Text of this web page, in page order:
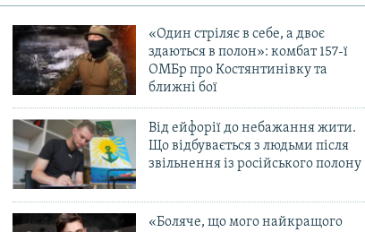
«Один стріляє в себе, а двоє
здаються в полон»: комбат 157-ї
ОМБр про Костянтинівку та
ближні бої
Від ейфорії до небажання жити.
Що відбувається з людьми після
звільнення із російського полону
«Боляче, що мого найкращого